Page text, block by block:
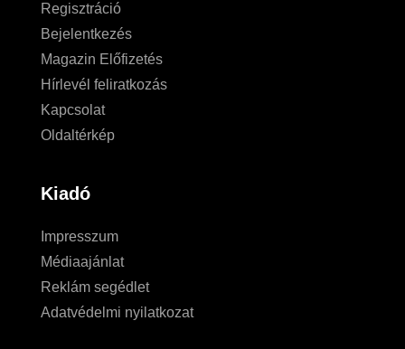
Regisztráció
Bejelentkezés
Magazin Előfizetés
Hírlevél feliratkozás
Kapcsolat
Oldaltérkép
Kiadó
Impresszum
Médiaajánlat
Reklám segédlet
Adatvédelmi nyilatkozat